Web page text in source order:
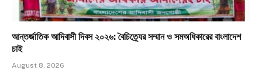
আন্তর্জাতিক আদিবাসী দিবস ২০২৬: বৈচিত্র্যের সম্মান ও সমঅধিকারের বাংলাদেশ
চাই
August 8, 2026